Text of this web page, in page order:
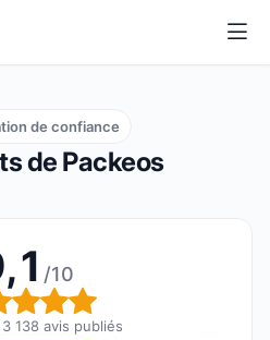
de Packeos
de confiance
/10
globale : 9,1 sur 10
138 avis publiés